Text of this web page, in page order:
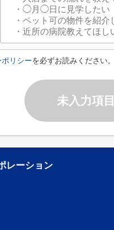
リシーを必ずお読みください
未入力項
レーション